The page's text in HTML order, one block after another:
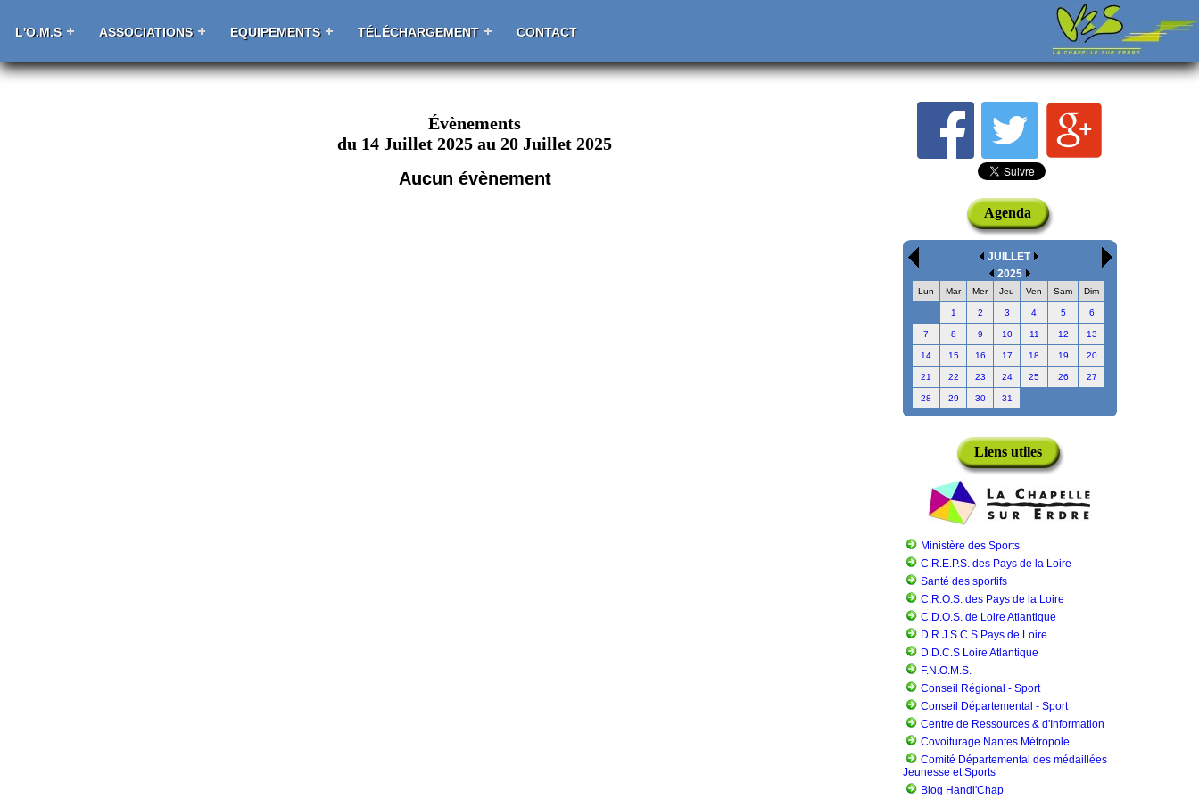
L'O.M.S ASSOCIATIONS EQUIPEMENTS TÉLÉCHARGEMENT CONTACT
Évènements
du 14 Juillet 2025 au 20 Juillet 2025
Aucun évènement
Agenda
JUILLET
2025
Lun Mar Mer Jeu Ven Sam Dim
1 2 3 4 5 6
7 8 9 10 11 12 13
14 15 16 17 18 19 20
21 22 23 24 25 26 27
28 29 30 31
Liens utiles
Ministère des Sports
C.R.E.P.S. des Pays de la Loire
Santé des sportifs
C.R.O.S. des Pays de la Loire
C.D.O.S. de Loire Atlantique
D.R.J.S.C.S Pays de Loire
D.D.C.S Loire Atlantique
F.N.O.M.S.
Conseil Régional - Sport
Conseil Départemental - Sport
Centre de Ressources & d'Information
Covoiturage Nantes Métropole
Comité Départemental des médaillées
Jeunesse et Sports
Blog Handi'Chap